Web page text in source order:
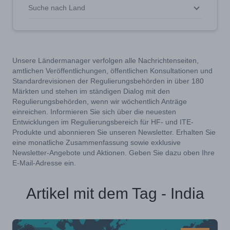
Suche nach Land
Unsere Ländermanager verfolgen alle Nachrichtenseiten,
amtlichen Veröffentlichungen, öffentlichen Konsultationen und
Standardrevisionen der Regulierungsbehörden in über 180
Märkten und stehen im ständigen Dialog mit den
Regulierungsbehörden, wenn wir wöchentlich Anträge
einreichen. Informieren Sie sich über die neuesten
Entwicklungen im Regulierungsbereich für HF- und ITE-
Produkte und abonnieren Sie unseren Newsletter. Erhalten Sie
eine monatliche Zusammenfassung sowie exklusive
Newsletter-Angebote und Aktionen. Geben Sie dazu oben Ihre
E-Mail-Adresse ein.
Artikel mit dem Tag - India